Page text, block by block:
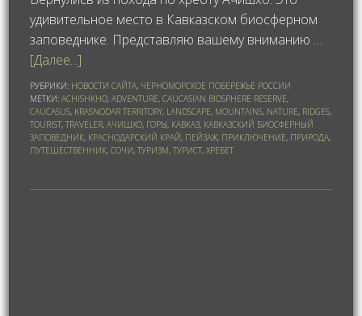
удивительное место в Кавказском биосферном
заповеднике. Представляю вашему вниманию …
[Далее...]
РУБРИКИ: НОВОСТИ САЙТА, ЧЕРНОМОРСКОЕ ПОБЕРЕЖЬЕ РОССИИ
МЕТКИ:ACHISHKHO,ADVENTURE,CAUCASIAN BIOSPHERE RESERVE,
CAUCASUS, KRASNODAR TERRITORY, LANDSCAPE, MOUNTAINS, NATURE, RIDGES,
TOURIST,TRAVELER,АЧИШХО, ГОРЫ, КАВКАЗ, КАВКАЗСКИЙ БИОСФЕРНЫЙ
ЗАПОВЕДНИК, КРАСНОДАРСКИЙ КРАЙ, ПЕЙЗАЖ, ПРИКЛЮЧЕНИЕ, ПРИРОДА,
ПУТЕШЕСТВЕННИК,СОЧИ,ТУРИЗМ,ТУРИСТ,ХРЕБЕТ